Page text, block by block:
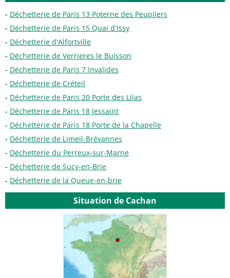
Déchetterie de Paris 13 Poterne des Peupliers
Déchetterie de Paris 15 Quai d'Issy
Déchetterie d'Alfortville
Déchetterie de Verrieres le Buisson
Déchetterie de Paris 7 Invalides
Déchetterie de Créteil
Déchetterie de Paris 20 Porte des Lilas
Déchetterie de Paris 18 Jessaint
Déchetterie de Paris 18 Porte de la Chapelle
Déchetterie de Limeil-Brévannes
Déchetterie du Perreux-sur-Marne
Déchetterie de Sucy-en-Brie
Déchetterie de la Queue-en-brie
Situation de Cachan